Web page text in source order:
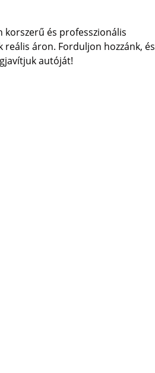
korszerű és professzionális
áron. Forduljon hozzánk, és
autóját!